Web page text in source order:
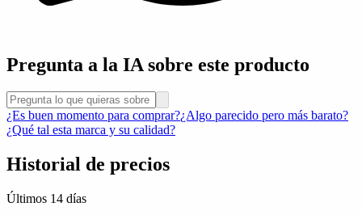
Pregunta a la IA sobre este producto
¿Es buen momento para comprar?¿Algo parecido pero más barato?
¿Qué tal esta marca y su calidad?
Historial de precios
Últimos 14 días